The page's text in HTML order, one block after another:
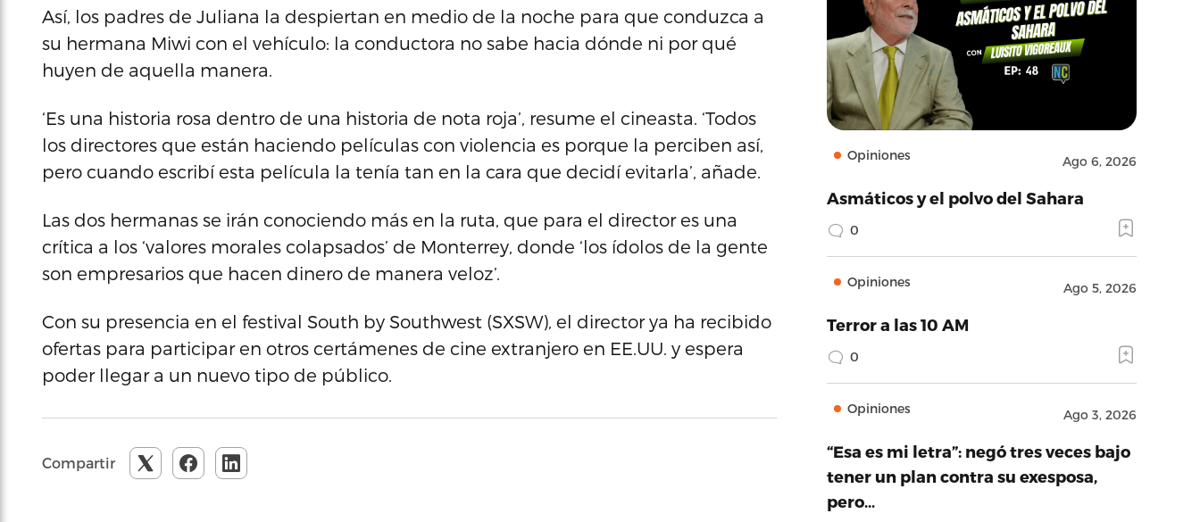
Así, los padres de Juliana la despiertan en medio de la noche para que conduzca a
su hermana Miwi con el vehículo: la conductora no sabe hacia dónde ni por qué
huyen de aquella manera.
‘Es una historia rosa dentro de una historia de nota roja’, resume el cineasta. ‘Todos
los directores que están haciendo películas con violencia es porque la perciben así,
pero cuando escribí esta película la tenía tan en la cara que decidí evitarla’, añade.
Las dos hermanas se irán conociendo más en la ruta, que para el director es una
crítica a los ‘valores morales colapsados’ de Monterrey, donde ‘los ídolos de la gente
son empresarios que hacen dinero de manera veloz’.
Con su presencia en el festival South by Southwest (SXSW), el director ya ha recibido
ofertas para participar en otros certámenes de cine extranjero en EE.UU. y espera
poder llegar a un nuevo tipo de público.
Compartir
Opiniones Ago 6, 2026
Asmáticos y el polvo del Sahara
0
Opiniones Ago 5, 2026
Terror a las 10 AM
0
Opiniones Ago 3, 2026
“Esa es mi letra”: negó tres veces bajo
tener un plan contra su exesposa,
pero…